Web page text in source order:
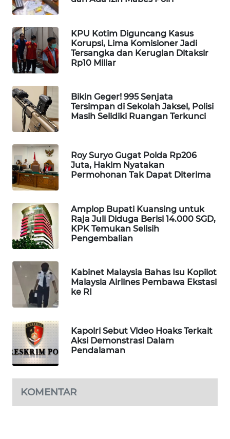
KPU Kotim Diguncang Kasus
Korupsi, Lima Komisioner Jadi
Tersangka dan Kerugian Ditaksir
Rp10 Miliar
Bikin Geger! 995 Senjata
Tersimpan di Sekolah Jaksel, Polisi
Masih Selidiki Ruangan Terkunci
Roy Suryo Gugat Polda Rp206
Juta, Hakim Nyatakan
Permohonan Tak Dapat Diterima
Amplop Bupati Kuansing untuk
Raja Juli Diduga Berisi 14.000 SGD,
KPK Temukan Selisih
Pengembalian
Kabinet Malaysia Bahas Isu Kopilot
Malaysia Airlines Pembawa Ekstasi
ke RI
Kapolri Sebut Video Hoaks Terkait
Aksi Demonstrasi Dalam
Pendalaman
KOMENTAR
MAWAKA
ID
MARTABAT
NET
PLN
WATCH
MKLI
LPKKI
LKKI
KOPEKLIN
PORTAL
KONSUMEN
FORWAMKI
ALPERKLINAS
FORJASIDA
TAMBANG
SITUNGIR
NEWS